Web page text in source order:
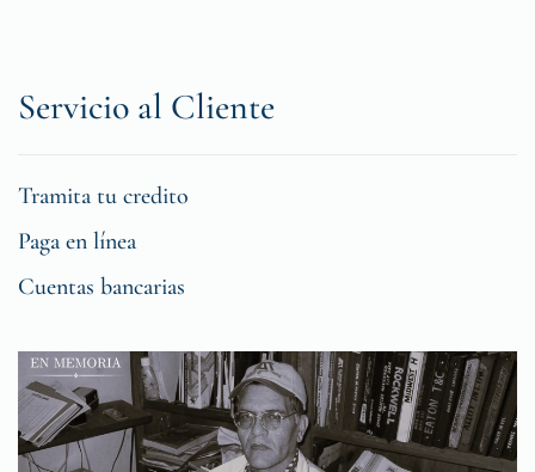
Servicio al Cliente
Tramita tu credito
Paga en línea
Cuentas bancarias